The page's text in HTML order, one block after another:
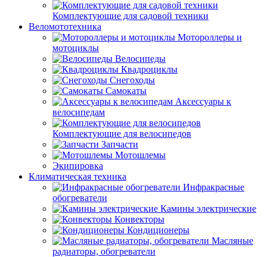
Комплектующие для садовой техники
Веломототехника
Мотороллеры и
мотоциклы
Велосипеды
Квадроциклы
Снегоходы
Самокаты
Аксессуары к
велосипедам
Комплектующие для велосипедов
Запчасти
Мотошлемы
Экипировка
Климатическая техника
Инфракрасные
обогреватели
Камины электрические
Конвекторы
Кондиционеры
Масляные
радиаторы, обогреватели